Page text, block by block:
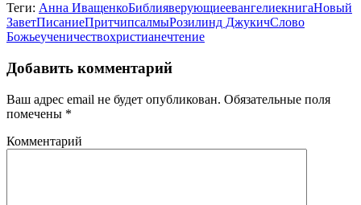
Теги: Анна ИващенкоБиблияверующиеевангелиекнигаНовый
ЗаветПисаниеПритчипсалмыРозилинд ДжукичСлово
Божьеученичествохристианечтение
Добавить комментарий
Ваш адрес email не будет опубликован. Обязательные поля
помечены *
Комментарий